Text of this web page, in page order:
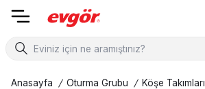
Anasayfa / Oturma Grubu / Köşe Takımları